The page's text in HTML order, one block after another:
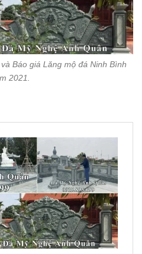
Báo giá Lăng mộ đá Ninh Bình
2021.